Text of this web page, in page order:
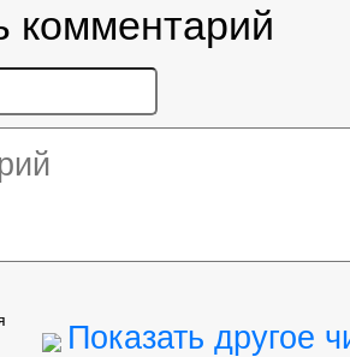
комментарий
Показать другое